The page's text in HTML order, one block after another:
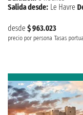
desde $ 963.023
precio por persona Tasas
Salida desde: Le Havre